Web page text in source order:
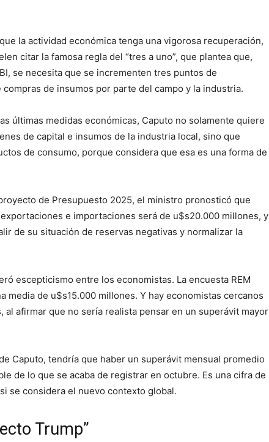
la actividad económica tenga una vigorosa recuperación,
citar la famosa regla del “tres a uno”, que plantea que,
se necesita que se incrementen tres puntos de
de insumos por parte del campo y la industria.
últimas medidas económicas, Caputo no solamente quiere
de capital e insumos de la industria local, sino que
de consumo, porque considera que esa es una forma de
de Presupuesto 2025, el ministro pronosticó que
e importaciones será de u$s20.000 millones, y
de su situación de reservas negativas y normalizar la
escepticismo entre los economistas. La encuesta REM
media de u$s15.000 millones. Y hay economistas cercanos
al afirmar que no sería realista pensar en un superávit mayor
Caputo, tendría que haber un superávit mensual promedio
de lo que se acaba de registrar en octubre. Es una cifra de
se considera el nuevo contexto global.
Trump”